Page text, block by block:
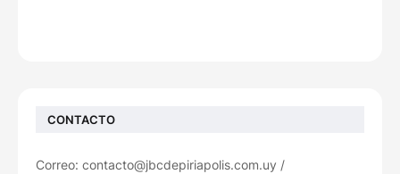
CONTACTO
Correo: contacto@jbcdepiriapolis.com.uy /